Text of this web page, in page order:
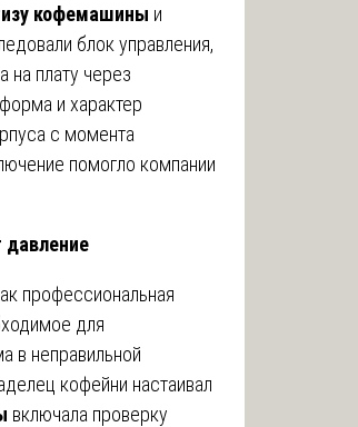
кофемашины и
блок управления,
на плату через
и характер
с момента
помогло компании
профессиональная
для
в неправильной
кофейни настаивал
включала проверку